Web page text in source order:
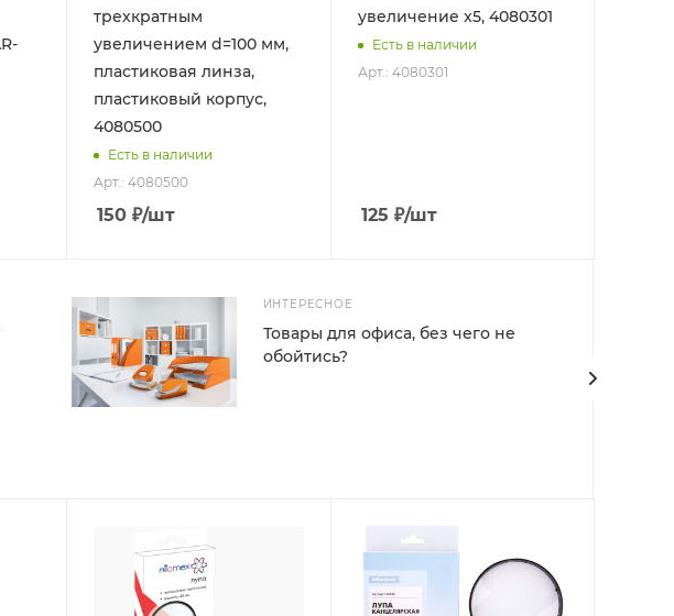
трехкратным
увеличением d=100 мм,
пластиковая линза,
пластиковый корпус,
4080500
Есть в наличии
Арт.: 4080500
150 ₽/шт
увеличение x5, 4080301
Есть в наличии
Арт.: 4080301
125 ₽/шт
ИНТЕРЕСНОЕ
Товары для офиса, без чего не
обойтись?